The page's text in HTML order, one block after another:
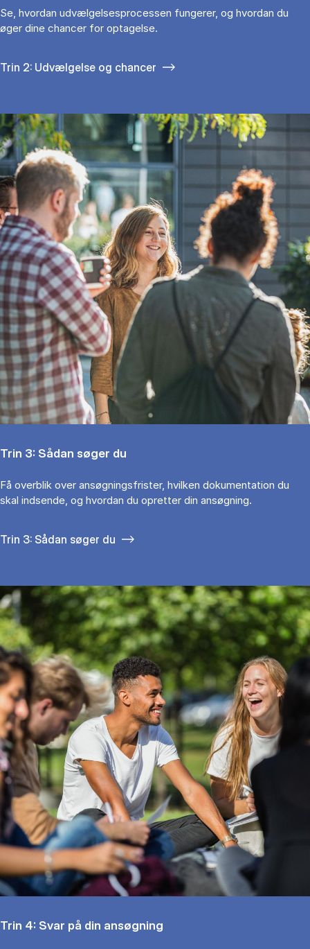
Se, hvordan udvælgelsesprocessen fungerer, og hvordan du
øger dine chancer for optagelse.
Trin 2: Udvælgelse og chancer
Trin 3: Sådan søger du
Få overblik over ansøgningsfrister, hvilken dokumentation du
skal indsende, og hvordan du opretter din ansøgning.
Trin 3: Sådan søger du
Trin 4: Svar på din ansøgning